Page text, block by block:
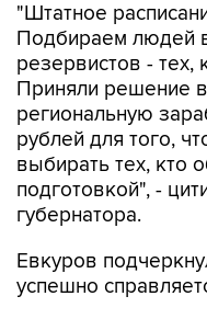
"Штатное
Подбираем людей
резервистов - тех,
Приняли решение
региональную
рублей для того,
выбирать тех, кто
подготовкой", -
губернатора.
Евкуров
успешно